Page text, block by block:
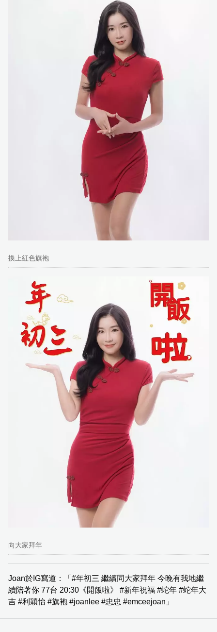
換上紅色旗袍
向大家拜年
Joan於IG寫道：「#年初三 繼續同大家拜年 今晚有我地繼
續陪著你 77台 20:30《開飯啦》 #新年祝福 #蛇年 #蛇年大
吉 #利穎怡 #旗袍 #joanlee #忠忠 #emceejoan」